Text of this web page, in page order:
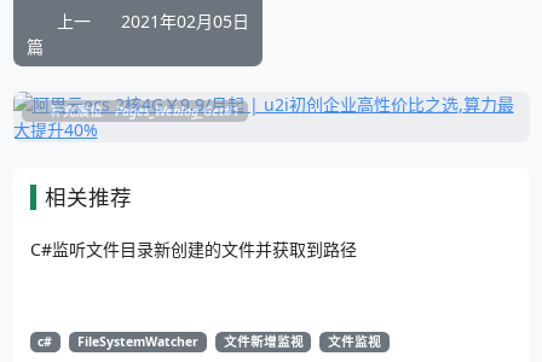
上一
篇
2021年02月05日
补充展位 Pages_Weblog_Get#1
相关推荐
C#监听文件目录新创建的文件并获取到路径
c# FileSystemWatcher 文件新增监视 文件监视